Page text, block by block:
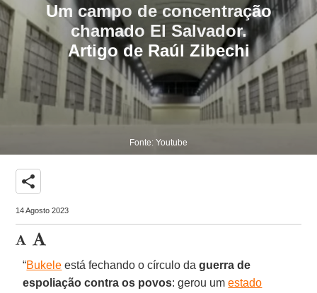
Um campo de concentração
chamado El Salvador.
Artigo de Raúl Zibechi
Fonte: Youtube
share
14 Agosto 2023
“Bukele está fechando o círculo daguerra de
espoliação contra os povos: gerou umestado